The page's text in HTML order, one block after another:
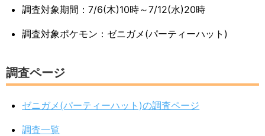
調査対象期間：7/6(木)10時～7/12(水)20時
調査対象ポケモン：ゼニガメ(パーティーハット)
調査ページ
ゼニガメ(パーティーハット)の調査ページ
調査一覧